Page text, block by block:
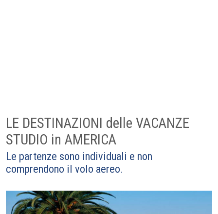
LE DESTINAZIONI delle VACANZE
STUDIO in AMERICA
Le partenze sono individuali e non
comprendono il volo aereo.